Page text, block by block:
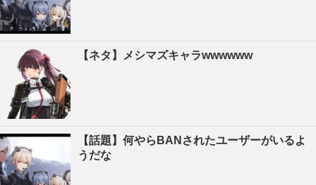
【ネタ】メシマズキャラwwwwww
【話題】何やらBANされたユーザーがいるよ
うだな